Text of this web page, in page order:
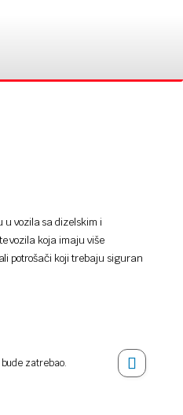
u vozila sa dizelskim i
vozila koja imaju više
potrošači koji trebaju siguran
zatrebao.